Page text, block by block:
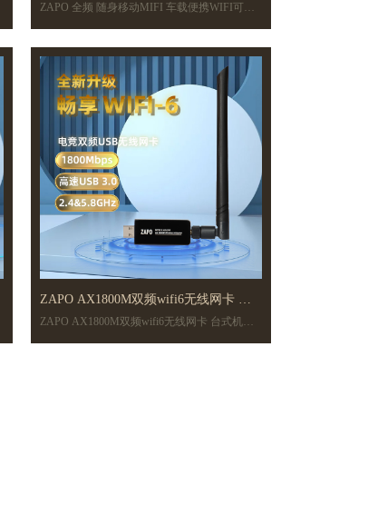
WIFI可插卡电池款全频 4G路由器
ZAPO 全频 随身移动MIFI 车载便携WIFI可插
ZAPO AX1800M双频wifi6无线网卡 台
式机电脑wifi6接收器
ZAPO AX1800M双频wifi6无线网卡 台式机电